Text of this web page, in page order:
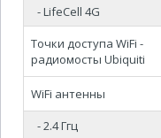
- LifeCell 4G
Точки доступа WiFi -
радиомосты Ubiquiti
WiFi антенны
- 2.4 Ггц